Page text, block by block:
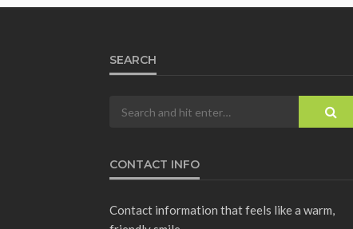
SEARCH
CONTACT INFO
Contact information that feels like a warm,